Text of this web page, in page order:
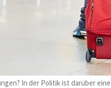
In der Politik ist darüber